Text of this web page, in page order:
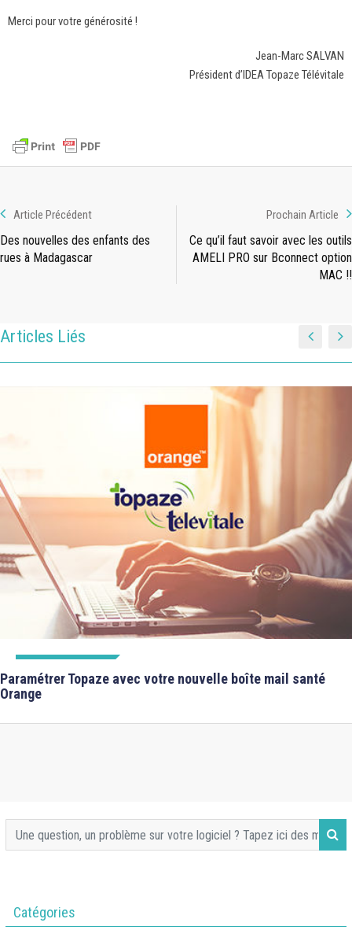
Merci pour votre générosité !
Jean-Marc SALVAN
Président d’IDEA Topaze Télévitale
Article Précédent
Des nouvelles des enfants des
rues à Madagascar
Prochain Article
Ce qu’il faut savoir avec les outils
AMELI PRO sur Bconnect option
MAC !!
Articles Liés
Paramétrer Topaze avec votre nouvelle boîte mail santé
Orange
Catégories